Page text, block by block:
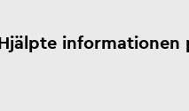
Hjälpte informationen